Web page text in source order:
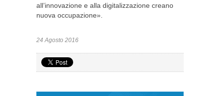
all’innovazione e alla digitalizzazione creano
nuova occupazione».
24 Agosto 2016